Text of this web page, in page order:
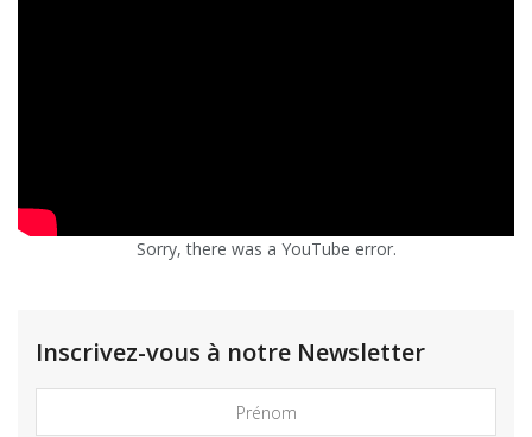
Sorry, there was a YouTube error.
Inscrivez-vous à notre Newsletter